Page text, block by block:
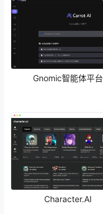
Gnomic智能体平台
Character.AI